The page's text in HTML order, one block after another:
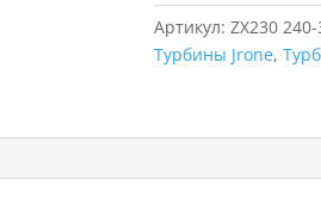
ZX230
240-
Артикул:ZX230
Турбины Jrone,